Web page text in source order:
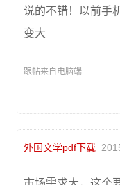
说的不错！以前手
变大
跟帖来自电脑端
外国文学pdf下载